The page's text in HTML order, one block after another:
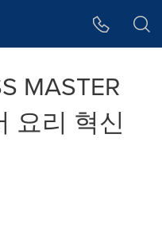
MASTER
요리 혁신